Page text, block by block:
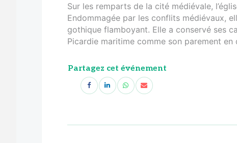
Sur les remparts de la cité médiévale,
Endommagée par les conflits médiévaux,
gothique flamboyant. Elle a conservé ses
Picardie maritime comme son parement
Partagez cet événement